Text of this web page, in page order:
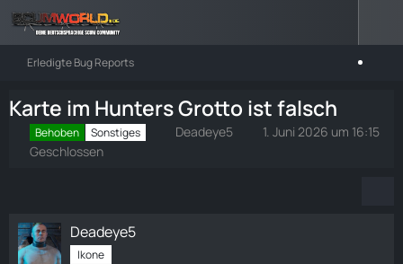
Erledigte Bug Reports
Karte im Hunters Grotto ist falsch
Behoben Sonstiges Deadeye5
1. Juni 2026 um 16:15
Geschlossen
Deadeye5
Ikone